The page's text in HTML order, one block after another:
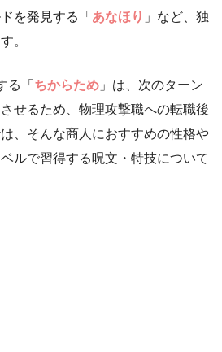
を発見する「 あなほり 」など、独
。
る「 ちからため 」は、次のターン
せるため、物理攻撃職への転職後
、そんな商人におすすめの性格や
ルで習得する呪文・特技について